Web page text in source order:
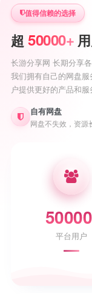
值得信赖的选择
超50000+
长游分享网 长期分享
我们拥有自己的网盘
户提供更好的产品和服
自有网盘
网盘不失效，资源
50000
平台用户